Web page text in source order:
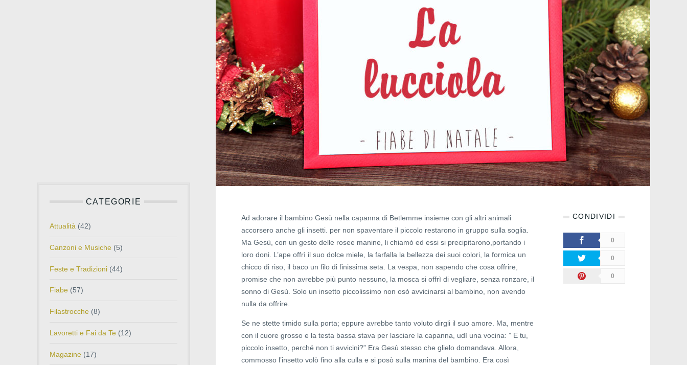
CONDIVIDI
0
0
0
Ad adorare il bambino Gesù nella capanna di Betlemme insieme con gli altri animali
accorsero anche gli insetti. per non spaventare il piccolo restarono in gruppo sulla soglia.
Ma Gesù, con un gesto delle rosee manine, li chiamò ed essi si precipitarono,portando i
loro doni. L’ape offrì il suo dolce miele, la farfalla la bellezza dei suoi colori, la formica un
chicco di riso, il baco un filo di finissima seta. La vespa, non sapendo che cosa offrire,
promise che non avrebbe più punto nessuno, la mosca si offrì di vegliare, senza ronzare, il
sonno di Gesù. Solo un insetto piccolissimo non osò avvicinarsi al bambino, non avendo
nulla da offrire.
Se ne stette timido sulla porta; eppure avrebbe tanto voluto dirgli il suo amore. Ma, mentre
con il cuore grosso e la testa bassa stava per lasciare la capanna, udì una vocina: ” E tu,
piccolo insetto, perché non ti avvicini?” Era Gesù stesso che glielo domandava. Allora,
commosso l’insetto volò fino alla culla e si posò sulla manina del bambino. Era così
CATEGORIE
Attualità (42)
Canzoni e Musiche (5)
Feste e Tradizioni (44)
Fiabe (57)
Filastrocche (8)
Lavoretti e Fai da Te (12)
Magazine (17)